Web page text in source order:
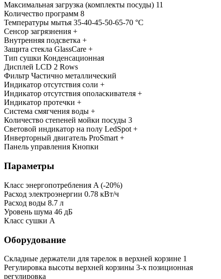
Максимальная загрузка (комплекты посуды) 11
Количество программ 8
Температуры мытья 35-40-45-50-65-70 °С
Сенсор загрязнения +
Внутренняя подсветка +
Защита стекла GlassCare +
Тип сушки Конденсационная
Дисплей LCD 2 Rows
Фильтр Частично металлический
Индикатор отсутствия соли +
Индикатор отсутствия ополаскивателя +
Индикатор протечки +
Система смягчения воды +
Количество степеней мойки посуды 3
Световой индикатор на полу LedSpot +
Инверторный двигатель ProSmart +
Панель управления Кнопки
Параметры
Класс энергопотребления A (-20%)
Расход электроэнергии 0.78 кВт/ч
Расход воды 8.7 л
Уровень шума 46 дБ
Класс сушки A
Оборудование
Складные держатели для тарелок в верхней корзине 1
Регулировка высоты верхней корзины 3-х позиционная
регулировка